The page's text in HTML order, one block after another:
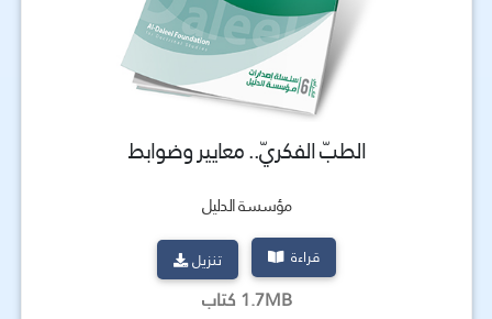
الطبّ الفكريّ.. معایـیر وضوابط
مؤسسة الدليل
قراءة تنزيل
1.7MB كتاب